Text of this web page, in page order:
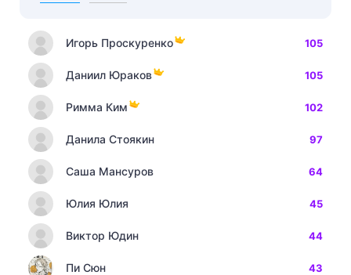
Игорь Проскуренко 105
Даниил Юраков 105
Римма Ким 102
Данила Стоякин 97
Саша Мансуров 64
Юлия Юлия 45
Виктор Юдин 44
Пи Сюн 43